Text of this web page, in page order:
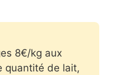
8€/kg aux
quantité de lait,